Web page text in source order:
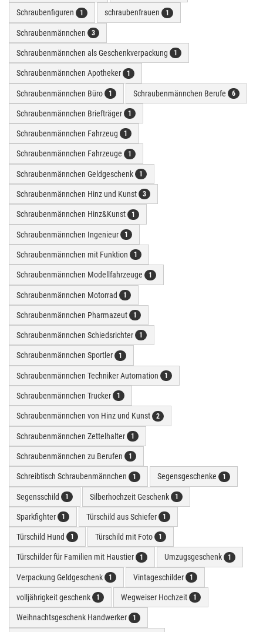
Schraubenfiguren 1 schraubenfrauen 1
Schraubenmännchen 3
Schraubenmännchen als Geschenkverpackung 1
Schraubenmännchen Apotheker 1
Schraubenmännchen Büro 1 Schraubenmännchen Berufe 6
Schraubenmännchen Briefträger 1
Schraubenmännchen Fahrzeug 1
Schraubenmännchen Fahrzeuge 1
Schraubenmännchen Geldgeschenk 1
Schraubenmännchen Hinz und Kunst 3
Schraubenmännchen Hinz&Kunst 1
Schraubenmännchen Ingenieur 1
Schraubenmännchen mit Funktion 1
Schraubenmännchen Modellfahrzeuge 1
Schraubenmännchen Motorrad 1
Schraubenmännchen Pharmazeut 1
Schraubenmännchen Schiedsrichter 1
Schraubenmännchen Sportler 1
Schraubenmännchen Techniker Automation 1
Schraubenmännchen Trucker 1
Schraubenmännchen von Hinz und Kunst 2
Schraubenmännchen Zettelhalter 1
Schraubenmännchen zu Berufen 1
Schreibtisch Schraubenmännchen 1 Segensgeschenke 1
Segensschild 1 Silberhochzeit Geschenk 1
Sparkfighter 1 Türschild aus Schiefer 1
Türschild Hund 1 Türschild mit Foto 1
Türschilder für Familien mit Haustier 1 Umzugsgeschenk 1
Verpackung Geldgeschenk 1 Vintageschilder 1
volljährigkeit geschenk 1 Wegweiser Hochzeit 1
Weihnachtsgeschenk Handwerker 1